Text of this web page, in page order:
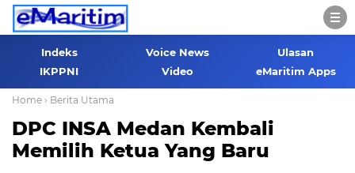
Indeks Voice News
Ulasan
IKPPNI
Video eMaritim Apps
Home › Berita Utama
DPC INSA Medan Kembali
Memilih Ketua Yang Baru